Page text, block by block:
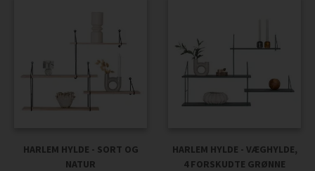
HARLEM HYLDE - SORT OG
NATUR
HARLEM HYLDE - VÆGHYLDE,
4 FORSKUDTE GRØNNE